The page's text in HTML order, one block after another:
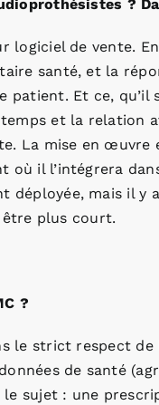
?
logiciel de vente.
santé, et la
Et ce, qu’il
et la relation
La mise en œuvre
où il l’intégrera
mais il y
être plus court.
?
le strict respect de
de santé
sujet : une